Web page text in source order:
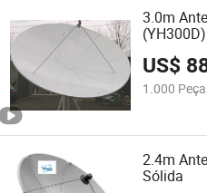
3.0m
(YH300D)
US$
1.000
2.4m
Sólida